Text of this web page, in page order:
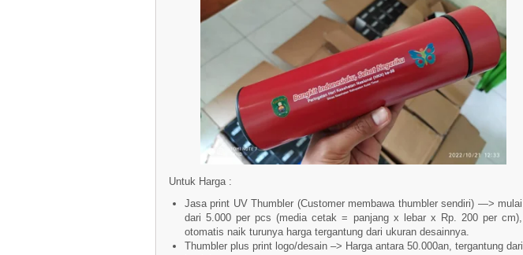
Untuk Harga :
Jasa print UV Thumbler (Customer membawa thumbler sendiri) —> mulai
dari 5.000 per pcs (media cetak = panjang x lebar x Rp. 200 per cm),
otomatis naik turunya harga tergantung dari ukuran desainnya.
Thumbler plus print logo/desain –> Harga antara 50.000an, tergantung dari